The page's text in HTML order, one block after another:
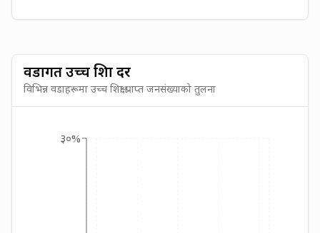
वडागत उच्च शिक्षा दर
विभिन्न वडाहरूमा उच्च शिक्षा प्राप्त जनसंख्याको तुलना
३०%